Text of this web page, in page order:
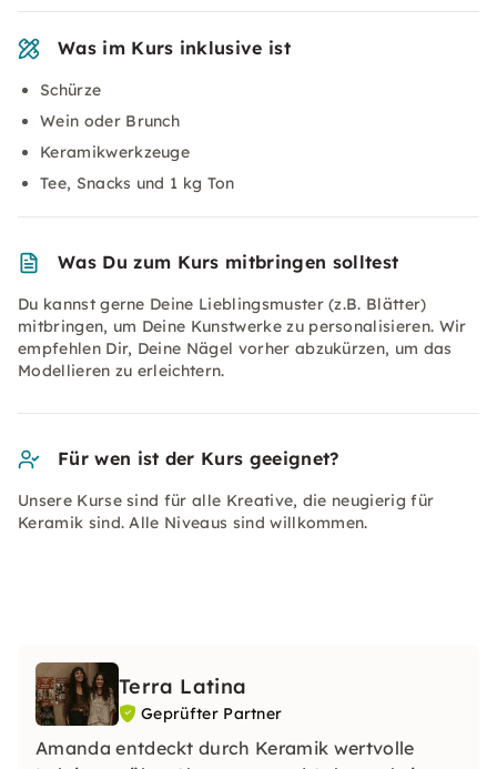
Was im Kurs inklusive ist
Schürze
Wein oder Brunch
Keramikwerkzeuge
Tee, Snacks und 1 kg Ton
Was Du zum Kurs mitbringen solltest
Du kannst gerne Deine Lieblingsmuster (z.B. Blätter)
mitbringen, um Deine Kunstwerke zu personalisieren. Wir
empfehlen Dir, Deine Nägel vorher abzukürzen, um das
Modellieren zu erleichtern.
Für wen ist der Kurs geeignet?
Unsere Kurse sind für alle Kreative, die neugierig für
Keramik sind. Alle Niveaus sind willkommen.
Terra Latina
Geprüfter Partner
Amanda entdeckt durch Keramik wertvolle